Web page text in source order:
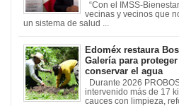
“Con el IMSS-
vecinas y vecinos que
un sistema de salud ...
Edoméx restaura
Galería para
conservar el agua
Durante 2026
intervenido más de 17
cauces con limpieza,